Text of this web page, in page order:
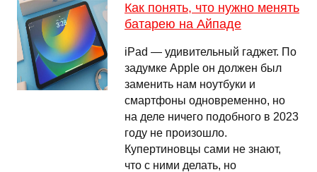
Как понять, что нужно менять
батарею на Айпаде
iPad — удивительный гаджет. По
задумке Apple он должен был
заменить нам ноутбуки и
смартфоны одновременно, но
на деле ничего подобного в 2023
году не произошло.
Купертиновцы сами не знают,
что с ними делать, но